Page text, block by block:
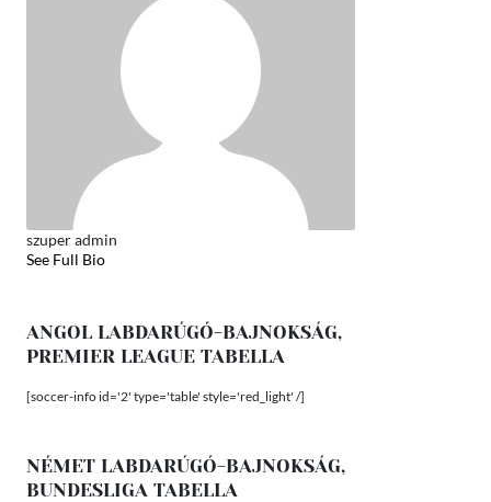
szuper admin
See Full Bio
ANGOL LABDARÚGÓ-BAJNOKSÁG,
PREMIER LEAGUE TABELLA
[soccer-info id='2' type='table' style='red_light' /]
NÉMET LABDARÚGÓ-BAJNOKSÁG,
BUNDESLIGA TABELLA